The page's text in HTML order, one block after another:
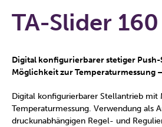
TA-Slider
Digital konfigurierbarer stetiger
Möglichkeit zur Temperaturmessung
Digital konfigurierbarer Stellantrieb mit
Temperaturmessung. Verwendung als
druckunabhängigen Regel- und